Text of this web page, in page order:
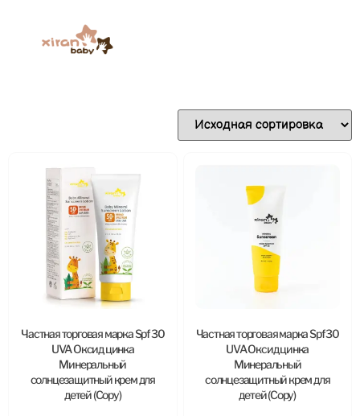
Частная торговая марка Spf 30
UVA Оксид цинка
Минеральный
солнцезащитный крем для
детей (Copy)
Частная торговая марка Spf 30
UVA Оксид цинка
Минеральный
солнцезащитный крем для
детей (Copy)